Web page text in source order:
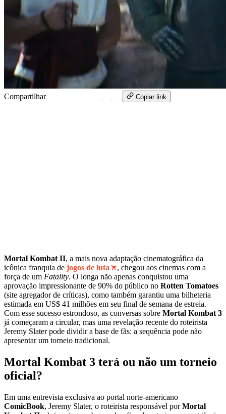
Compartilhar Copiar link
Mortal Kombat II, a mais nova adaptação cinematográfica da
icônica franquia de jogos de luta
, chegou aos cinemas com a
força de um Fatality. O longa não apenas conquistou uma
aprovação impressionante de 90% do público no Rotten Tomatoes
(site agregador de críticas), como também garantiu uma bilheteria
estimada em US$ 41 milhões em seu final de semana de estreia.
Com esse sucesso estrondoso, as conversas sobre Mortal Kombat 3
já começaram a circular, mas uma revelação recente do roteirista
Jeremy Slater pode dividir a base de fãs: a sequência pode não
apresentar um torneio tradicional.
Mortal Kombat 3 terá ou não um torneio
oficial?
Em uma entrevista exclusiva ao portal norte-americano
ComicBook, Jeremy Slater, o roteirista responsável porMortal